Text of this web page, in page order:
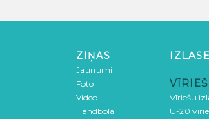
ZIŅAS
Jaunumi
Foto
Video
Handbola
Vīriešu
U-20